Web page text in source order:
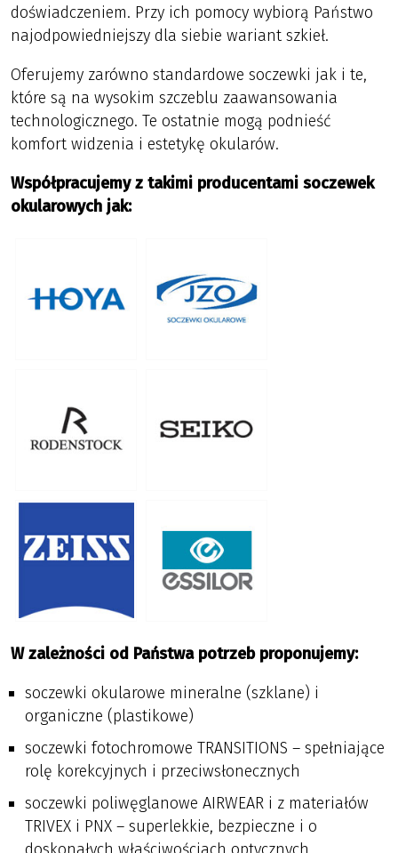
doświadczeniem. Przy ich pomocy wybiorą Państwo
najodpowiedniejszy dla siebie wariant szkieł.
Oferujemy zarówno standardowe soczewki jak i te,
które są na wysokim szczeblu zaawansowania
technologicznego. Te ostatnie mogą podnieść
komfort widzenia i estetykę okularów.
Współpracujemy z takimi producentami soczewek
okularowych jak:
W zależności od Państwa potrzeb proponujemy:
soczewki okularowe mineralne (szklane) i
organiczne (plastikowe)
soczewki fotochromowe TRANSITIONS – spełniające
rolę korekcyjnych i przeciwsłonecznych
soczewki poliwęglanowe AIRWEAR i z materiałów
TRIVEX i PNX – superlekkie, bezpieczne i o